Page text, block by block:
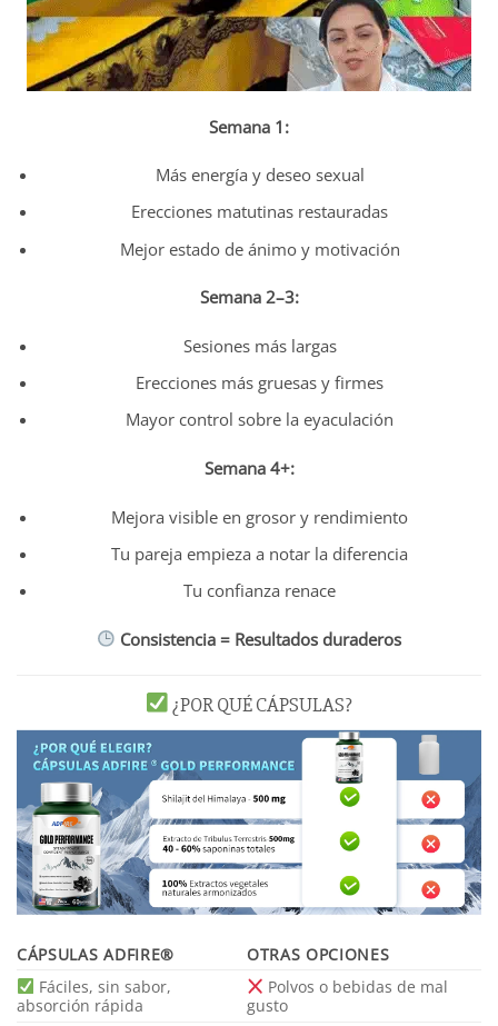
Semana 1:
Más energía y deseo sexual
Erecciones matutinas restauradas
Mejor estado de ánimo y motivación
Semana 2–3:
Sesiones más largas
Erecciones más gruesas y firmes
Mayor control sobre la eyaculación
Semana 4+:
Mejora visible en grosor y rendimiento
Tu pareja empieza a notar la diferencia
Tu confianza renace
Consistencia = Resultados duraderos
¿POR QUÉ CÁPSULAS?
CÁPSULAS ADFIRE®
OTRAS OPCIONES
Fáciles, sin sabor,
absorción rápida
Polvos o bebidas de mal
gusto